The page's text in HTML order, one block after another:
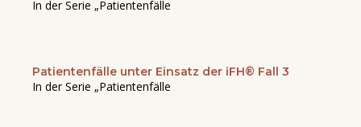
In der Serie „Patientenfälle
Patientenfälle unter Einsatz der iFH® Fall 3
In der Serie „Patientenfälle